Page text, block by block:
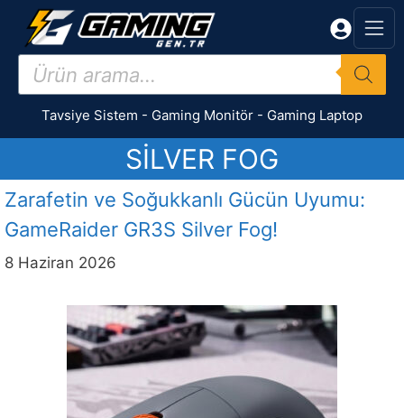
İçeriğe
Products
search
Tavsiye Sistem - Gaming Monitör - Gaming Laptop
SILVER FOG
Zarafetin ve Soğukkanlı Gücün Uyumu:
GameRaider GR3S Silver Fog!
8 Haziran 2026